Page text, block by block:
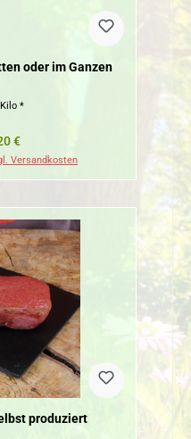
oder im Ganzen
*
Preis:
€
Versandkosten
produziert